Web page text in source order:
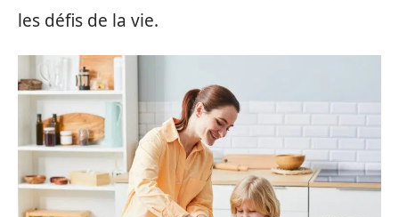
les défis de la vie.